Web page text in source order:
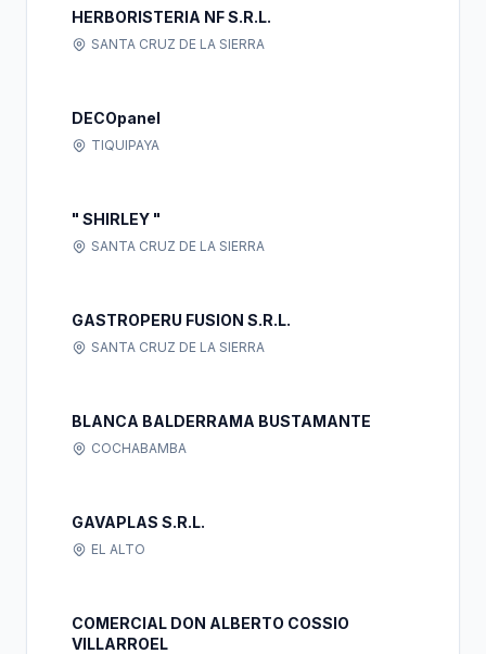
HERBORISTERIA NF S.R.L.
SANTA CRUZ DE LA SIERRA
DECOpanel
TIQUIPAYA
" SHIRLEY "
SANTA CRUZ DE LA SIERRA
GASTROPERU FUSION S.R.L.
SANTA CRUZ DE LA SIERRA
BLANCA BALDERRAMA BUSTAMANTE
COCHABAMBA
GAVAPLAS S.R.L.
EL ALTO
COMERCIAL DON ALBERTO COSSIO
VILLARROEL